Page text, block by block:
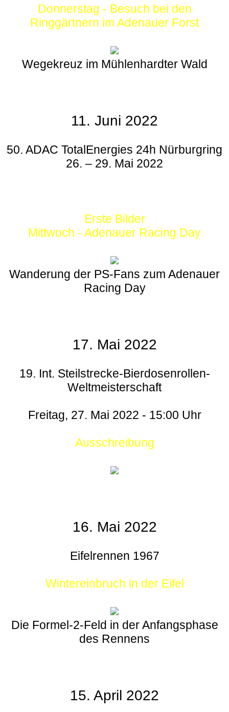
Donnerstag - Besuch bei den
Ringgärtnern im Adenauer Forst
Wegekreuz im Mühlenhardter Wald
11. Juni 2022
50. ADAC TotalEnergies 24h Nürburgring
26. – 29. Mai 2022
Erste Bilder
Mittwoch - Adenauer Racing Day
Wanderung der PS-Fans zum Adenauer
Racing Day
17. Mai 2022
19. Int. Steilstrecke-Bierdosenrollen-
Weltmeisterschaft
Freitag, 27. Mai 2022 - 15:00 Uhr
Ausschreibung
16. Mai 2022
Eifelrennen 1967
Wintereinbruch in der Eifel
Die Formel-2-Feld in der Anfangsphase
des Rennens
15. April 2022